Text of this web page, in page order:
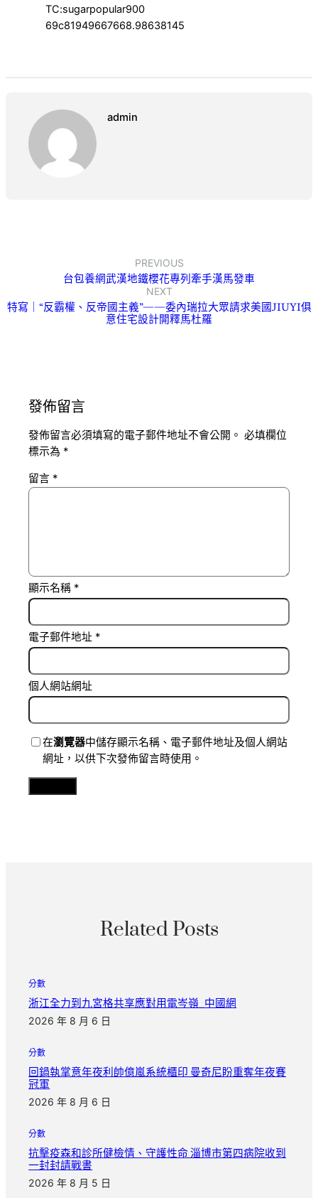
TC:sugarpopular900
69c81949667668.98638145
admin
PREVIOUS
台包養網武漢地鐵櫻花專列牽手漢馬發車
NEXT
特寫｜“反霸權、反帝國主義”——委內瑞拉大眾請求美國JIUYI俱
意住宅設計開釋馬杜羅
發佈留言
發佈留言必須填寫的電子郵件地址不會公開。 必填欄位
標示為 *
留言 *
顯示名稱 *
電子郵件地址 *
個人網站網址
在瀏覽器中儲存顯示名稱、電子郵件地址及個人網站
網址，以供下次發佈留言時使用。
Related Posts
分數
浙江全力到九宮格共享應對用電岑嶺_中國網
2026 年 8 月 6 日
分數
回鍋執掌意年夜利帥億嵐系統櫃印 曼奇尼盼重奪年夜賽
冠軍
2026 年 8 月 6 日
分數
抗擊疫森和診所健檢情、守護性命 淄博市第四病院收到
一封封請戰書
2026 年 8 月 5 日